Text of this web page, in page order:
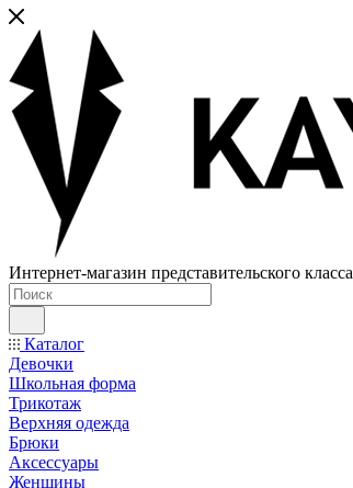
Интернет-магазин представительского класса
Каталог
Девочки
Школьная форма
Трикотаж
Верхняя одежда
Брюки
Аксессуары
Женщины